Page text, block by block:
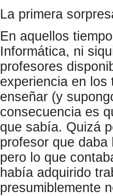
La primera
En aquellos
Informática, ni
profesores
experiencia en
enseñar (y
consecuencia es
que sabía. Quizá
profesor que
pero lo que
había adquirido
presumiblemente